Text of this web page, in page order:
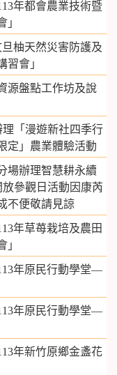
年都會農業技術暨
」
柚天然災害防護及
習會」
源盤點工作坊及說
「漫遊新社四季行
定」農業體驗活動
場辦理智慧耕永續
參觀日活動因康芮
不便敬請見諒
年草苺栽培及農田
」
年原民行動學堂—
年原民行動學堂—
年新竹原鄉金盞花